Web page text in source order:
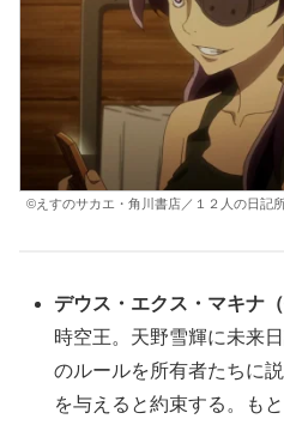
©えすのサカエ・角川書店／１２人の日記
デウス・エクス・マキナ（
時空王。天野雪輝に未来
のルールを所有者たちに
を与えると約束する。も